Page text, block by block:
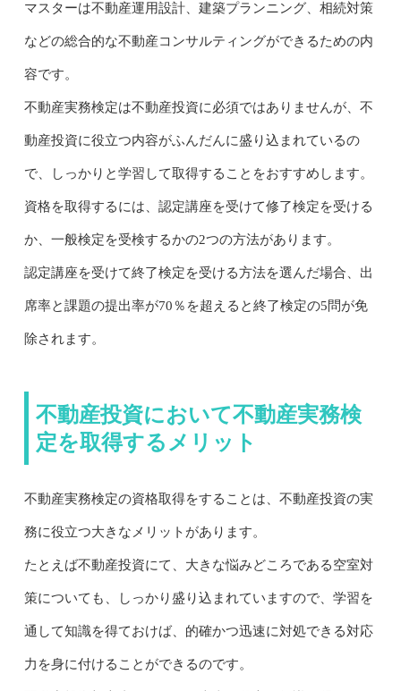
マスターは不動産運用設計、建築プランニング、相続対策
などの総合的な不動産コンサルティングができるための内
容です。
不動産実務検定は不動産投資に必須ではありませんが、不
動産投資に役立つ内容がふんだんに盛り込まれているの
で、しっかりと学習して取得することをおすすめします。
資格を取得するには、認定講座を受けて修了検定を受ける
か、一般検定を受検するかの2つの方法があります。
認定講座を受けて終了検定を受ける方法を選んだ場合、出
席率と課題の提出率が70％を超えると終了検定の5問が免
除されます。
不動産投資において不動産実務検
定を取得するメリット
不動産実務検定の資格取得をすることは、不動産投資の実
務に役立つ大きなメリットがあります。
たとえば不動産投資にて、大きな悩みどころである空室対
策についても、しっかり盛り込まれていますので、学習を
通して知識を得ておけば、的確かつ迅速に対処できる対応
力を身に付けることができるのです。